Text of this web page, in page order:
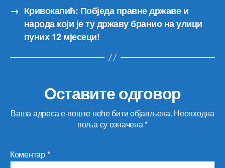
→ Кривокапић: Побједа правне државе и
народа који је ту државу бранио на улици
пуних 12 мјесеци!
Оставите одговор
Ваша адреса е-поште неће бити објављена. Неопходна
поља су означена*
Коментар*